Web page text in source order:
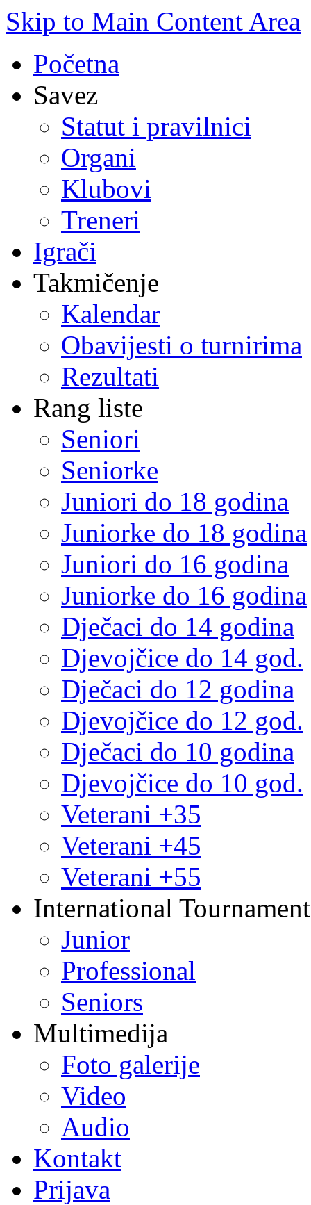
Skip to Main Content Area
Početna
Savez
Statut i pravilnici
Organi
Klubovi
Treneri
Igrači
Takmičenje
Kalendar
Obavijesti o turnirima
Rezultati
Rang liste
Seniori
Seniorke
Juniori do 18 godina
Juniorke do 18 godina
Juniori do 16 godina
Juniorke do 16 godina
Dječaci do 14 godina
Djevojčice do 14 god.
Dječaci do 12 godina
Djevojčice do 12 god.
Dječaci do 10 godina
Djevojčice do 10 god.
Veterani +35
Veterani +45
Veterani +55
International
Junior
Professional
Seniors
Multimedija
Foto galerije
Video
Audio
Kontakt
Prijava